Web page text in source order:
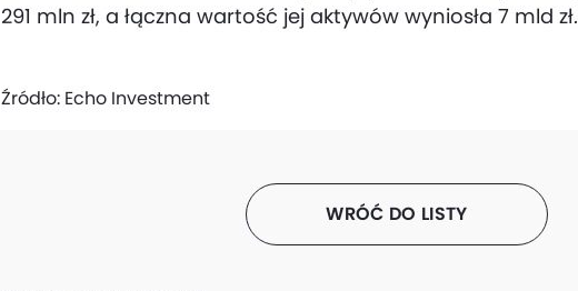
291 mln zł, a łączna wartość jej aktywów wyniosła 7 mld zł.
Źródło: Echo Investment
WRÓĆ DO LISTY